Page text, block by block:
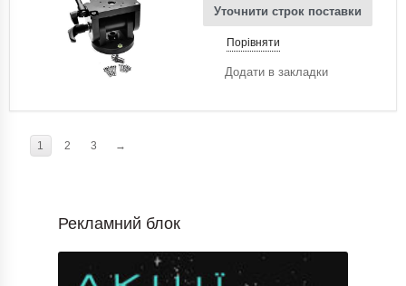
Уточнити строк поставки
Порівняти
Додати в закладки
1 2 3 →
Рекламний блок